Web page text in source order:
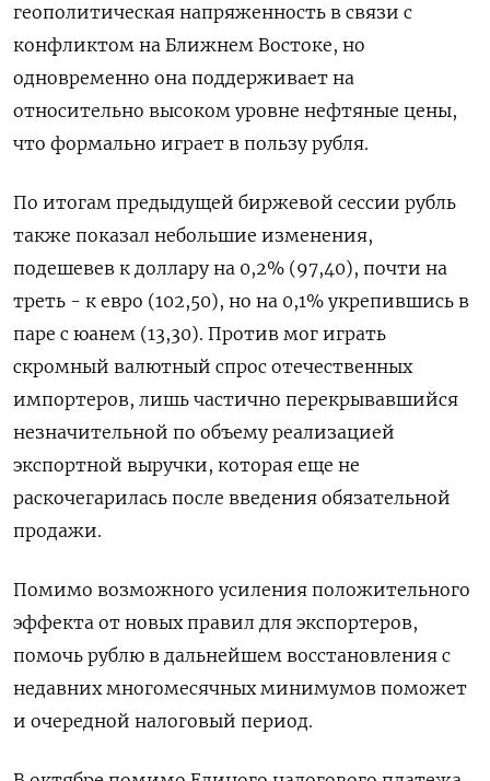
геополитическая напряженность в связи с
конфликтом на Ближнем Востоке, но
одновременно она поддерживает на
относительно высоком уровне нефтяные цены,
что формально играет в пользу рубля.
По итогам предыдущей биржевой сессии рубль
также показал небольшие изменения,
подешевев к доллару на 0,2% (97,40), почти на
треть - к евро (102,50), но на 0,1% укрепившись в
паре с юанем (13,30). Против мог играть
скромный валютный спрос отечественных
импортеров, лишь частично перекрывавшийся
незначительной по объему реализацией
экспортной выручки, которая еще не
раскочегарилась после введения обязательной
продажи.
Помимо возможного усиления положительного
эффекта от новых правил для экспортеров,
помочь рублю в дальнейшем восстановления с
недавних многомесячных минимумов поможет
и очередной налоговый период.